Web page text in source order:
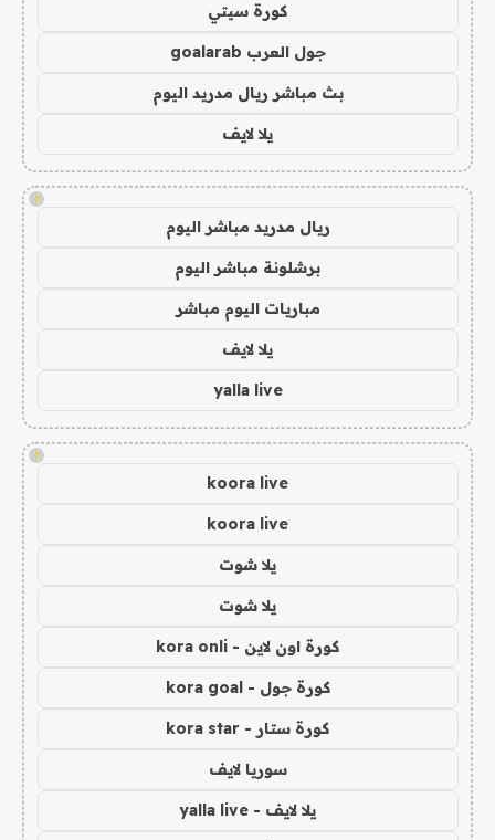
كورة سيتي
جول العرب goalarab
بث مباشر ريال مدريد اليوم
يلا لايف
!
ريال مدريد مباشر اليوم
برشلونة مباشر اليوم
مباريات اليوم مباشر
يلا لايف
yalla live
!
koora live
koora live
يلا شوت
يلا شوت
كورة اون لاين - kora onli
كورة جول - kora goal
كورة ستار - kora star
سوريا لايف
يلا لايف - yalla live